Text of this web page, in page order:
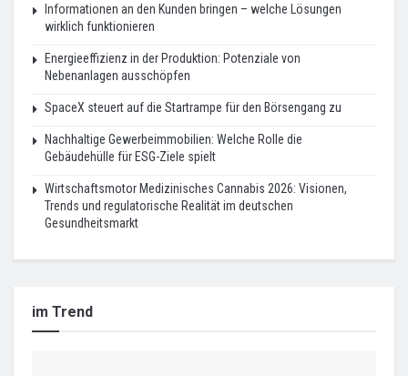
Informationen an den Kunden bringen – welche Lösungen
wirklich funktionieren
Energieeffizienz in der Produktion: Potenziale von
Nebenanlagen ausschöpfen
SpaceX steuert auf die Startrampe für den Börsengang zu
Nachhaltige Gewerbeimmobilien: Welche Rolle die
Gebäudehülle für ESG-Ziele spielt
Wirtschaftsmotor Medizinisches Cannabis 2026: Visionen,
Trends und regulatorische Realität im deutschen
Gesundheitsmarkt
im Trend